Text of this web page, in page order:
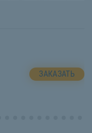
ЗАКАЗАТЬ